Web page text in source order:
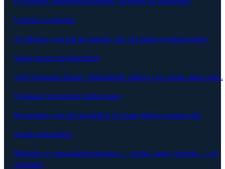
Upptäck avvikelser
Avvikelser syns när de uppstår, inte vid nästa styrgruppsmöte.
Stäng loopen på åtaganden
Varje åtagande fångat. Stillastående sådana syns innan nästa möte.
Synliggör beroenden mellan team
Beroenden syns det ögonblick två team flaggar samma risk.
Snabb onboarding
Månader av organisationskontext — beslut, ägare, historik — på
sekunder.